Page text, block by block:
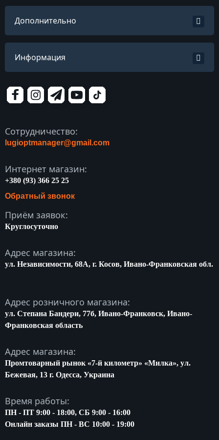
Дополнительно
Информация
Сотрудничество:
lugioptmanager@gmail.com
Интернет магазин:
+380 (93) 366 25 25
Обратный звонок
Приём заявок:
Круглосуточно
Адрес магазина:
ул. Независимости, 68A, г. Косов, Ивано-Франковская обл.
Адрес розничного магазина:
ул. Степана Бандери, 77б, Ивано-Франковск, Ивано-
Франковская область
Адрес магазина:
Промтоварный рынок «7-й километр» «Милка», ул.
Бежевая, 13 г. Одесса, Украина
Время работы:
ПН - ПТ 9:00 - 18:00, СБ 9:00 - 16:00
Онлайн заказы ПН - ВС 10:00 - 19:00